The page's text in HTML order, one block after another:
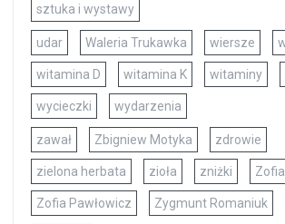
sztuka i wystawy
udar Waleria Trukawka wiersze
witamina D witamina K witaminy
wycieczki wydarzenia
zawał Zbigniew Motyka zdrowie
zielona herbata zioła zniżki
Zofia Pawłowicz Zygmunt Romaniuk